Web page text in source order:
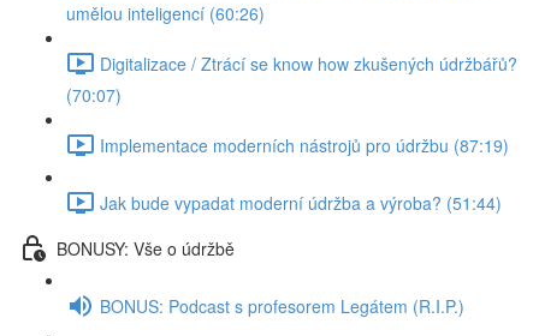
umělou inteligencí (60:26)
Digitalizace / Ztrácí se know how zkušených údržbářů?
(70:07)
Implementace moderních nástrojů pro údržbu (87:19)
Jak bude vypadat moderní údržba a výroba? (51:44)
BONUSY: Vše o údržbě
BONUS: Podcast s profesorem Legátem (R.I.P.)